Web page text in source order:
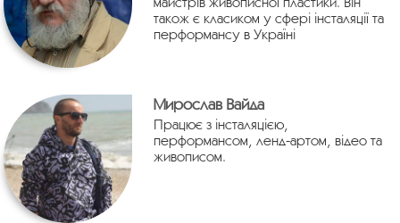
також є класиком у сфері інсталяції та
перформансу в Україні
Мирослав Вайда
Працює з інсталяцією,
перформансом, ленд-артом, відео та
живописом.